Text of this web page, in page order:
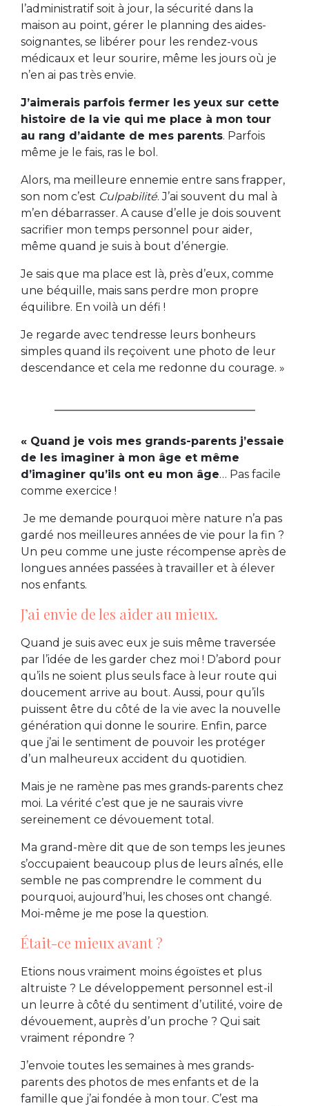
l’administratif soit à jour, la sécurité dans la
maison au point, gérer le planning des aides-
soignantes, se libérer pour les rendez-vous
médicaux et leur sourire, même les jours où je
n’en ai pas très envie.
J’aimerais parfois fermer les yeux sur cette
histoire de la vie qui me place à mon tour
au rang d’aidante de mes parents. Parfois
même je le fais, ras le bol.
Alors, ma meilleure ennemie entre sans frapper,
son nom c’est Culpabilité. J’ai souvent du mal à
m’en débarrasser. A cause d’elle je dois souvent
sacrifier mon temps personnel pour aider,
même quand je suis à bout d’énergie.
Je sais que ma place est là, près d’eux, comme
une béquille, mais sans perdre mon propre
équilibre. En voilà un défi !
Je regarde avec tendresse leurs bonheurs
simples quand ils reçoivent une photo de leur
descendance et cela me redonne du courage. »
« Quand je vois mes grands-parents j’essaie
de les imaginer à mon âge et même
d’imaginer qu’ils ont eu mon âge… Pas facile
comme exercice !
Je me demande pourquoi mère nature n’a pas
gardé nos meilleures années de vie pour la fin ?
Un peu comme une juste récompense après de
longues années passées à travailler et à élever
nos enfants.
J’ai envie de les aider au mieux.
Quand je suis avec eux je suis même traversée
par l’idée de les garder chez moi ! D’abord pour
qu’ils ne soient plus seuls face à leur route qui
doucement arrive au bout. Aussi, pour qu’ils
puissent être du côté de la vie avec la nouvelle
génération qui donne le sourire. Enfin, parce
que j’ai le sentiment de pouvoir les protéger
d’un malheureux accident du quotidien.
Mais je ne ramène pas mes grands-parents chez
moi. La vérité c’est que je ne saurais vivre
sereinement ce dévouement total.
Ma grand-mère dit que de son temps les jeunes
s’occupaient beaucoup plus de leurs aînés, elle
semble ne pas comprendre le comment du
pourquoi, aujourd’hui, les choses ont changé.
Moi-même je me pose la question.
Était-ce mieux avant ?
Etions nous vraiment moins égoïstes et plus
altruiste ? Le développement personnel est-il
un leurre à côté du sentiment d’utilité, voire de
dévouement, auprès d’un proche ? Qui sait
vraiment répondre ?
J’envoie toutes les semaines à mes grands-
parents des photos de mes enfants et de la
famille que j’ai fondée à mon tour. C’est ma